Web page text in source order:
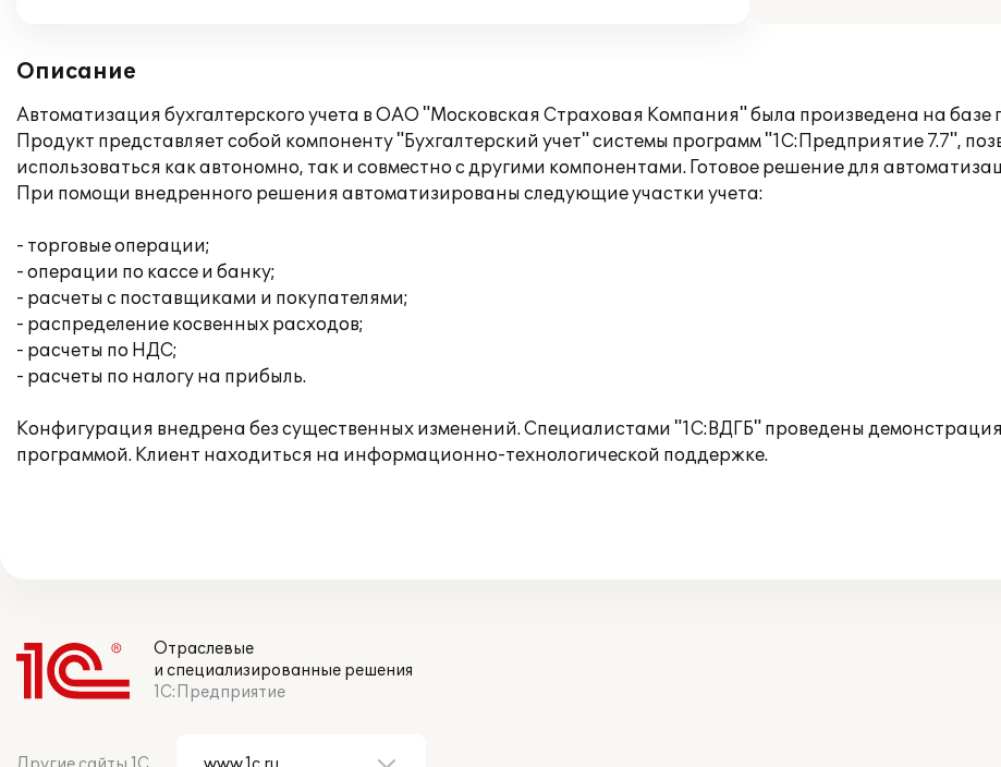
Описание
Автоматизация бухгалтерского учета в ОАО "Московская Страховая Компания" была произведена на базе
Продукт представляет собой компоненту "Бухгалтерский учет" системы программ "1С:Предприятие 7.7",
использоваться как автономно, так и совместно с другими компонентами. Готовое решение для
При помощи внедренного решения автоматизированы следующие участки учета:
- торговые операции;
- операции по кассе и банку;
- расчеты с поставщиками и покупателями;
- распределение косвенных расходов;
- расчеты по НДС;
- расчеты по налогу на прибыль.
Конфигурация внедрена без существенных изменений. Специалистами "1С:ВДГБ" проведены
программой. Клиент находиться на информационно-технологической поддержке.
Отраслевые
и специализированные решения
1С:Предприятие